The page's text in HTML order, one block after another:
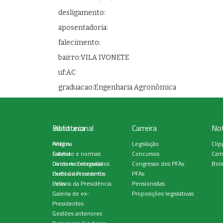
desligamento:
aposentadoria:
falecimento:
bairro:VILA IVONETE
uf:AC
graduacao:Engenharia Agronômica
Institucional
História
Estatuto e normas
Diretoria Colegiada
Perfil do Presidente
Palavra da Presidência
Galeria de ex-
Presidentes
Gestões anteriores
Carreira
Legislação
Concursos
Congresso dos PFAs
PFAs
Pensionistas
Proposições legislativas
Biblioteca
Artigos
Galeria
Livros recomendados
Outros documentos
Links